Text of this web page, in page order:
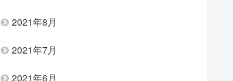
2021年8月
2021年7月
2021年6月